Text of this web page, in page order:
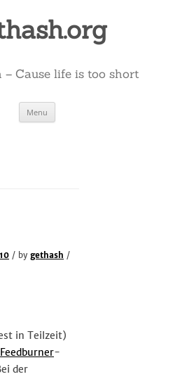
– Cause life is too short
Menu
/ by gethash /
in Teilzeit)
Feedburner-
der